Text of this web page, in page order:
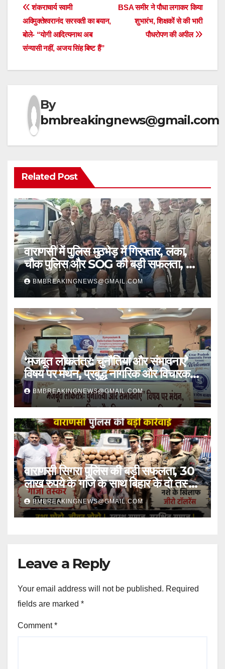
Post
navigation
BSA समीर ने पौधा लगाकर किया
शुभारंभ, शिक्षकों से की भारी
पौधरोपण की अपील
शंकराचार्य स्वामी
अविमुक्तेश्वरानंद सरस्वती का बयान,
बोले- “योगी आदित्यनाथ अब
संन्यासी नहीं, अजय सिंह बिष्ट हैं”
By
bmbreakingnews@gmail.com
Related Post
वाराणसी में पुलिस मुठभेड़ में गिरफ्तार, लंका,
चौक पुलिस और SOG की बड़ी सफलता, 2
शातिर लुटेरे चढ़े हत्थे
BMBREAKINGNEWS@GMAIL.COM
‘मजबूत लोकतंत्र: चुनौतियां और संभावनाएं’
विषय पर मंथन, प्रबुद्ध नागरिक और विचारक
हुए सम्मानित
BMBREAKINGNEWS@GMAIL.COM
वाराणसी सिगरा पुलिस की बड़ी सफलता, 30
लाख रुपये के गांजे के साथ बिहार के दो तस्कर
गिरफ्तार
BMBREAKINGNEWS@GMAIL.COM
Leave a Reply
Your email address will not be published. Required
fields are marked *
Comment*